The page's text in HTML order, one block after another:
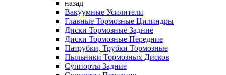
назад
Вакуумные Усилители
Главные Тормозные Цилиндры
Диски Тормозные Задние
Диски Тормозные Передние
Патрубки, Трубки Тормозные
Пыльники Тормозных Дисков
Суппорты Задние